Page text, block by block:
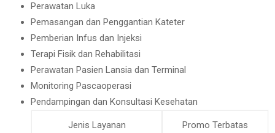
Perawatan Luka
Pemasangan dan Penggantian Kateter
Pemberian Infus dan Injeksi
Terapi Fisik dan Rehabilitasi
Perawatan Pasien Lansia dan Terminal
Monitoring Pascaoperasi
Pendampingan dan Konsultasi Kesehatan
Jenis Layanan Promo Terbatas